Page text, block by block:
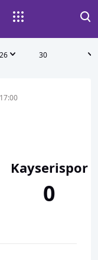
30
Kayserispor
0